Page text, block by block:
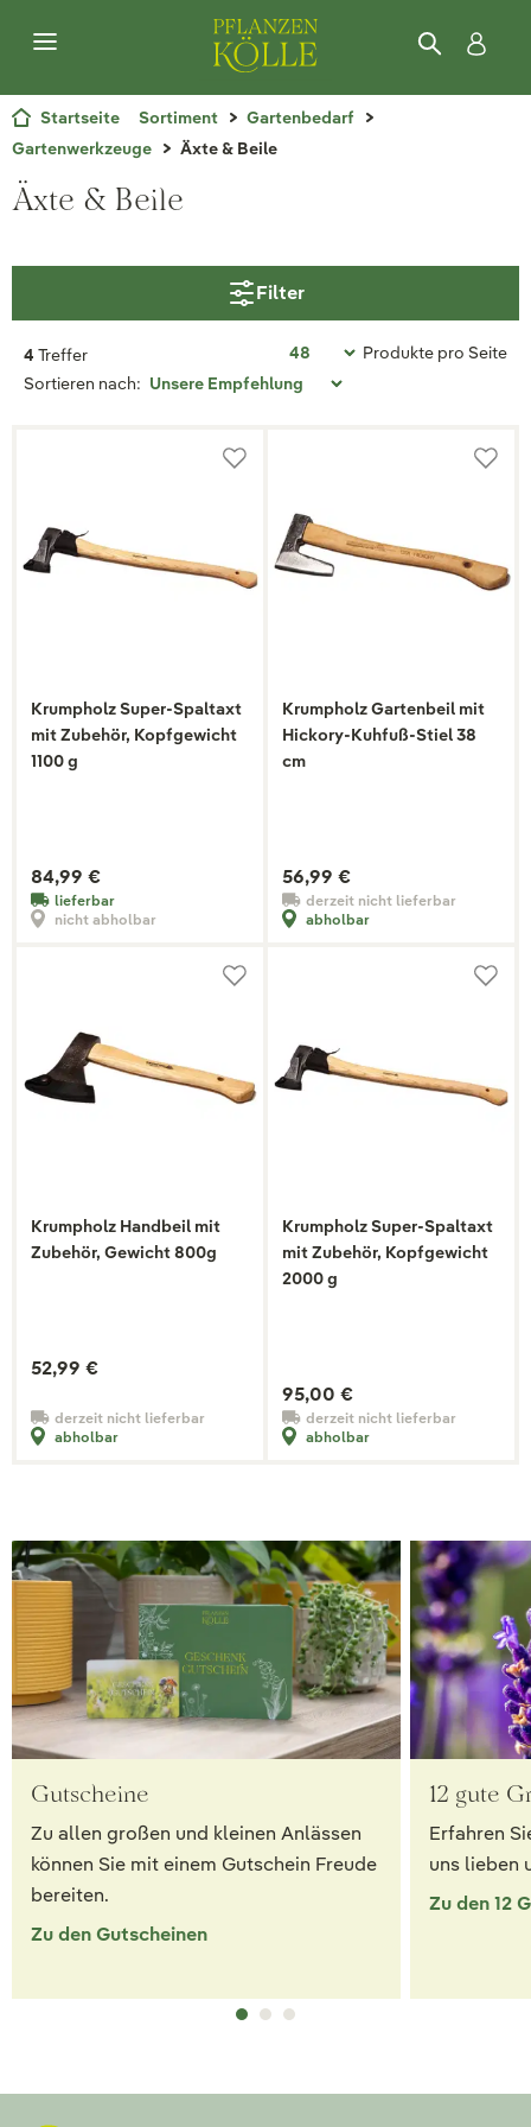
Startseite Sortiment
Gartenbedarf
Gartenwerkzeuge
Äxte & Beile
Äxte & Beile
Filter
4 Treffer
Produkte pro Seite
Sortieren nach:
Krumpholz Super-Spaltaxt
mit Zubehör, Kopfgewicht
1100 g
84,99 €
lieferbar
nicht abholbar
Krumpholz Gartenbeil mit
Hickory-Kuhfuß-Stiel 38
cm
56,99 €
derzeit nicht lieferbar
abholbar
Krumpholz Handbeil mit
Zubehör, Gewicht 800g
52,99 €
derzeit nicht lieferbar
abholbar
Krumpholz Super-Spaltaxt
mit Zubehör, Kopfgewicht
2000 g
95,00 €
derzeit nicht lieferbar
abholbar
Gutscheine
Zu allen großen und kleinen Anlässen
können Sie mit einem Gutschein Freude
bereiten.
Zu den Gutscheinen
12 gute
Erfahren
uns lieben
Zu den 12